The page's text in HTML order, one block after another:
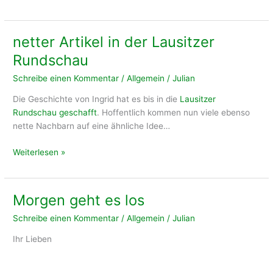
Deutsche
von
trassilvanischen
Bauern
netter Artikel in der Lausitzer
Rundschau
Schreibe einen Kommentar /Allgemein /Julian
Die Geschichte von Ingrid hat es bis in die Lausitzer
Rundschau geschafft. Hoffentlich kommen nun viele ebenso
nette Nachbarn auf eine ähnliche Idee…
netter
in
Lausitzer
Rundschau
Weiterlesen »
Morgen geht es los
Schreibe einen Kommentar /Allgemein /Julian
Ihr Lieben